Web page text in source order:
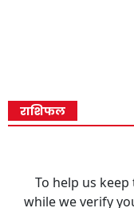
राशिफल